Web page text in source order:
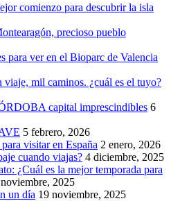
comienzo para descubrir la isla
precioso pueblo
para ver en el Bioparc de Valencia
mil caminos. ¿cuál es el tuyo?
capital imprescindibles 6
5 febrero, 2026
visitar en España 2 enero, 2026
cuando viajas? 4 diciembre, 2025
¿Cuál es la mejor temporada para
2025
un día 19 noviembre, 2025